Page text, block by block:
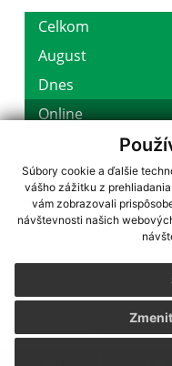
Súbory cookie a ďalšie
vášho zážitku z
vám zobrazovali
návštevnosti našich
využite možnosť
CMS systém (redakčný)
Posledná
Vytlačiť stránku